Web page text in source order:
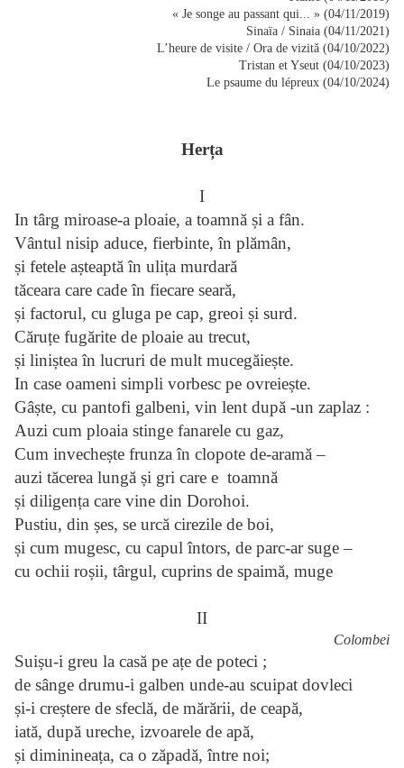
« Je songe au passant qui... » (04/11/2019)
Sinaïa / Sinaia (04/11/2021)
L’heure de visite / Ora de vizită (04/10/2022)
Tristan et Yseut (04/10/2023)
Le psaume du lépreux (04/10/2024)
Herța
I
In târg miroase-a ploaie, a toamnă și a fân.
Vântul nisip aduce, fierbinte, în plămân,
și fetele așteaptă în ulița murdară
tăceara care cade în fiecare seară,
și factorul, cu gluga pe cap, greoi și surd.
Căruțe fugărite de ploaie au trecut,
și liniștea în lucruri de mult mucegăiește.
In case oameni simpli vorbesc pe ovreiește.
Gâște, cu pantofi galbeni, vin lent după -un zaplaz :
Auzi cum ploaia stinge fanarele cu gaz,
Cum invechește frunza în clopote de-aramă –
auzi tăcerea lungă și gri care e  toamnă
și diligența care vine din Dorohoi.
Pustiu, din șes, se urcă cirezile de boi,
și cum mugesc, cu capul întors, de parc-ar suge –
cu ochii roșii, târgul, cuprins de spaimă, muge
II
Colombei
Suișu-i greu la casă pe ațe de poteci ;
de sânge drumu-i galben unde-au scuipat dovleci
și-i creștere de sfeclă, de mărării, de ceapă,
iată, după ureche, izvoarele de apă,
și diminineața, ca o zăpadă, între noi;